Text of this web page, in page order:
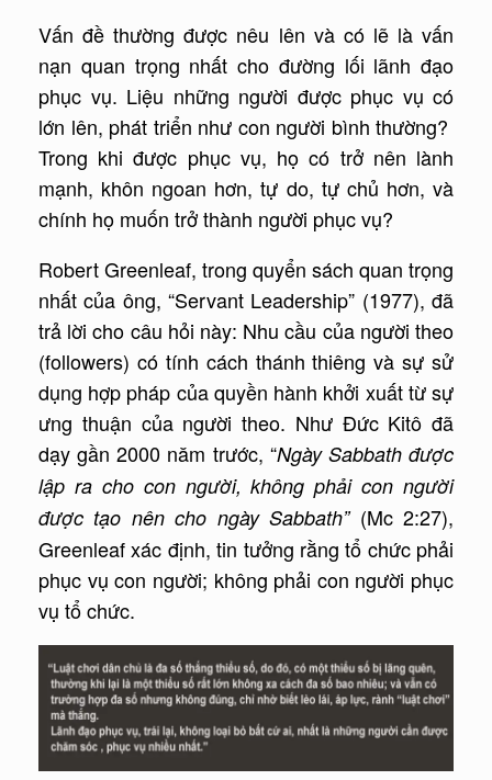
Vấn đề thường được nêu lên và có lẽ là vấn
nạn quan trọng nhất cho đường lối lãnh đạo
phục vụ. Liệu những người được phục vụ có
lớn lên, phát triển như con người bình thường?
Trong khi được phục vụ, họ có trở nên lành
mạnh, khôn ngoan hơn, tự do, tự chủ hơn, và
chính họ muốn trở thành người phục vụ?
Robert Greenleaf, trong quyển sách quan trọng
nhất của ông, “Servant Leadership” (1977), đã
trả lời cho câu hỏi này: Nhu cầu của người theo
(followers) có tính cách thánh thiêng và sự sử
dụng hợp pháp của quyền hành khởi xuất từ sự
ưng thuận của người theo. Như Đức Kitô đã
dạy gần 2000 năm trước, “Ngày Sabbath được
lập ra cho con người, không phải con người
được tạo nên cho ngày Sabbath”(Mc 2:27),
Greenleaf xác định, tin tưởng rằng tổ chức phải
phục vụ con người; không phải con người phục
vụ tổ chức.